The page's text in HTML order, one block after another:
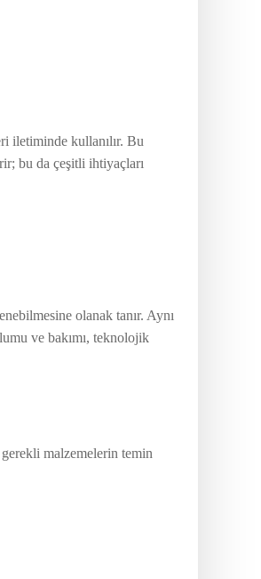
iletiminde kullanılır. Bu
bu da çeşitli ihtiyaçları
olanak tanır. Aynı
ve bakımı, teknolojik
malzemelerin temin